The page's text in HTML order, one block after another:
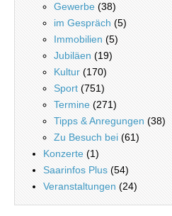
Gewerbe (38)
im Gespräch (5)
Immobilien (5)
Jubiläen (19)
Kultur (170)
Sport (751)
Termine (271)
Tipps & Anregungen (38)
Zu Besuch bei (61)
Konzerte (1)
Saarinfos Plus (54)
Veranstaltungen (24)